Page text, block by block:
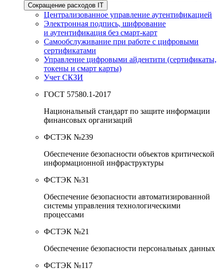
Сокращение расходов IT
Централизованное управление аутентификацией
Электронная подпись, шифрование
и аутентификация без смарт-карт
Самообслуживание при работе с цифровыми
сертификатами
Управление цифровыми айдентити (сертификаты,
токены и смарт карты)
Учет СКЗИ
ГОСТ 57580.1-2017
Национальный стандарт по защите информации
финансовых организаций
ФСТЭК №239
Обеспечение безопасности объектов критической
информационной инфраструктуры
ФСТЭК №31
Обеспечение безопасности автоматизированной
системы управления технологическими
процессами
ФСТЭК №21
Обеспечение безопасности персональных данных
ФСТЭК №117